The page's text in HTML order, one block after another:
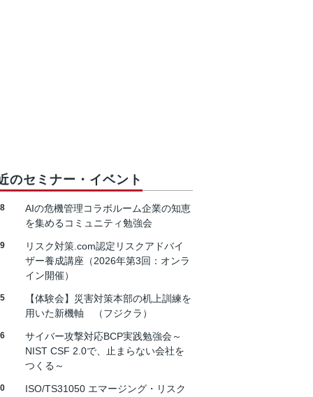
のセミナー・イベント
AIの危機管理コラボルーム企業の知恵
を集めるコミュニティ勉強会
リスク対策.com認定リスクアドバイ
ザー養成講座（2026年第3回：オンラ
イン開催）
【体験会】災害対策本部の机上訓練を
用いた新機軸 （フジクラ）
サイバー攻撃対応BCP実践勉強会～
NIST CSF 2.0で、止まらない会社を
つくる～
ISO/TS31050 エマージング・リスク